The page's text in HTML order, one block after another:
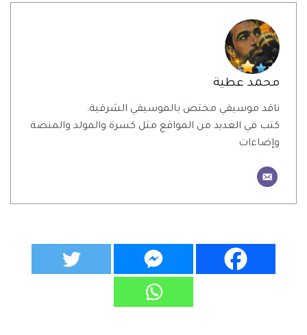
محمد عطية
ناقد موسيقي مختص بالموسيقي الشرقية.
كتب في العديد من المواقع مثل كسرة والمولد والمنصة
وإضاءات